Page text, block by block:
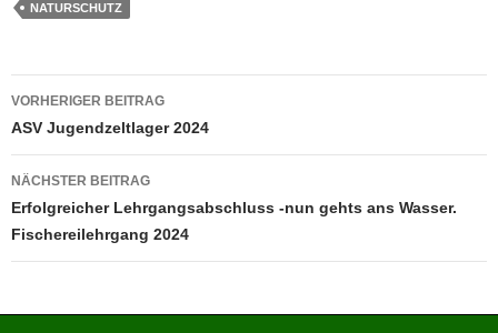
NATURSCHUTZ
Beitragsnavigation
VORHERIGER BEITRAG
ASV Jugendzeltlager 2024
NÄCHSTER BEITRAG
Erfolgreicher Lehrgangsabschluss -nun gehts ans Wasser.
Fischereilehrgang 2024